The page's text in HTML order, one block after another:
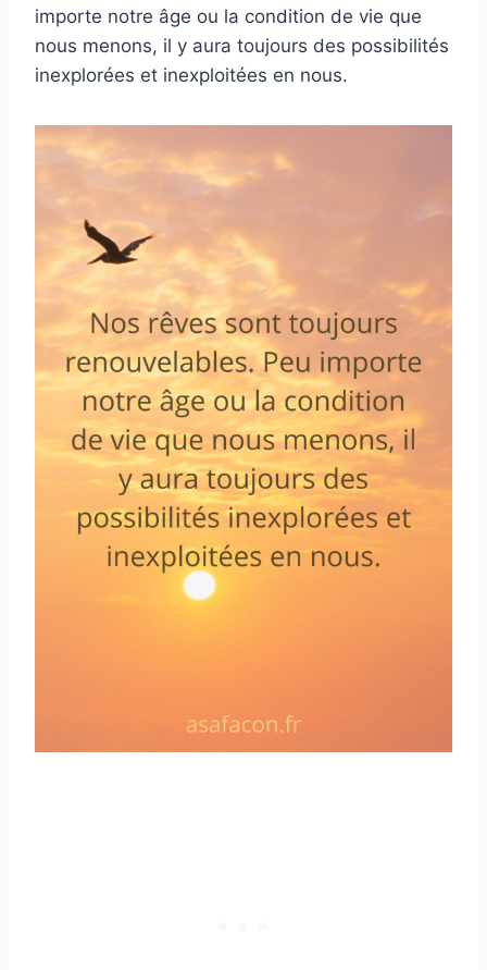
importe notre âge ou la condition de vie que
nous menons, il y aura toujours des possibilités
inexplorées et inexploitées en nous.